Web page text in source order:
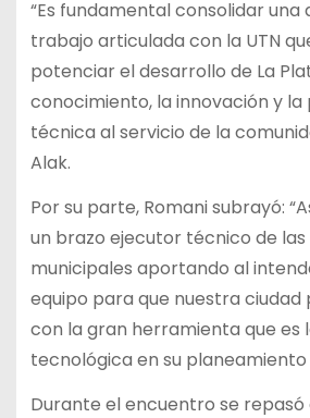
“Es fundamental consolidar una
trabajo articulada con la UTN
potenciar el desarrollo de La
conocimiento, la innovación y la
técnica al servicio de la
Alak.
Por su parte, Romani subrayó:
un brazo ejecutor técnico de
municipales aportando al
equipo para que nuestra
con la gran herramienta que es
tecnológica en su planeamiento
Durante el encuentro se